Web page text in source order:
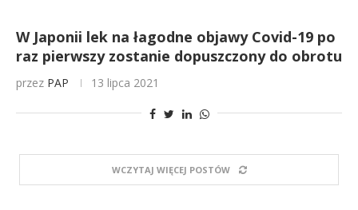
W Japonii lek na łagodne objawy Covid-19 po
raz pierwszy zostanie dopuszczony do obrotu
przez PAP 13 lipca 2021
WCZYTAJ WIĘCEJ POSTÓW